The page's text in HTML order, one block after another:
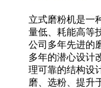
立式磨粉机是一
量低、耗能高等
公司多年先进的
多年的潜心设计
理可靠的结构设
磨、选粉、提升